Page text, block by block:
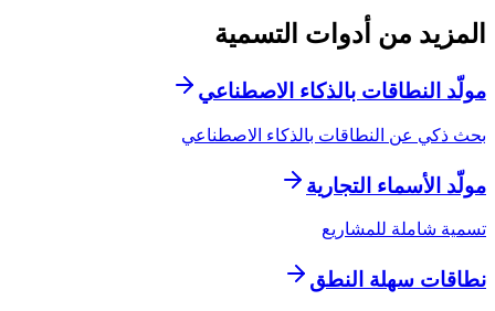
المزيد من أدوات التسمية
مولّد النطاقات بالذكاء الاصطناعي
بحث ذكي عن النطاقات بالذكاء الاصطناعي
مولّد الأسماء التجارية
تسمية شاملة للمشاريع
نطاقات سهلة النطق